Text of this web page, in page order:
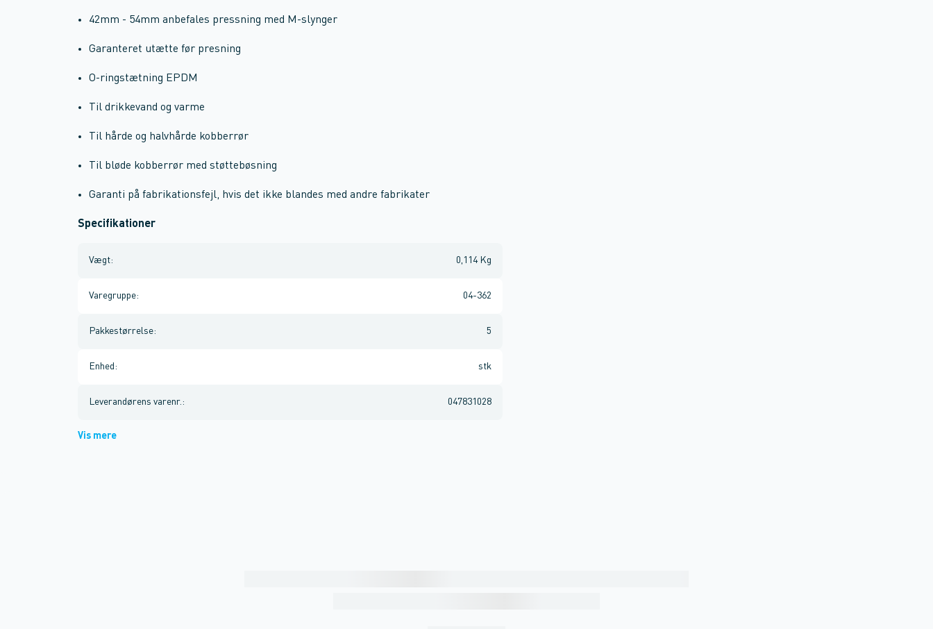
42mm - 54mm anbefales pressning med M-slynger
Garanteret utætte før presning
O-ringstætning EPDM
Til drikkevand og varme
Til hårde og halvhårde kobberrør
Til bløde kobberrør med støttebøsning
Garanti på fabrikationsfejl, hvis det ikke blandes med andre fabrikater
Specifikationer
Vægt: 0,114 Kg
Varegruppe: 04-362
Pakkestørrelse: 5
Enhed : stk
Leverandørens varenr. : 047831028
Vis mere